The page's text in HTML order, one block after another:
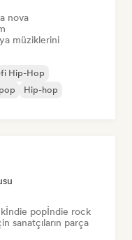
nova
müziklerini
Hip-Hop
Hip-hop
İndie popİndie rock
sanatçıların parça